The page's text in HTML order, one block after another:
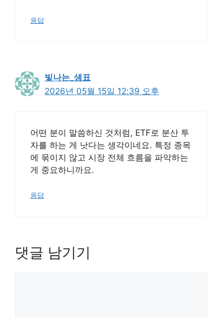
응답
빛나는_샘표
2026년 05월 15일 12:39 오후
어떤 분이 말씀하신 것처럼, ETF로 분산 투
자를 하는 게 낫다는 생각이네요. 특정 종목
에 묶이지 않고 시장 전체 흐름을 파악하는
게 중요하니까요.
응답
댓글 남기기